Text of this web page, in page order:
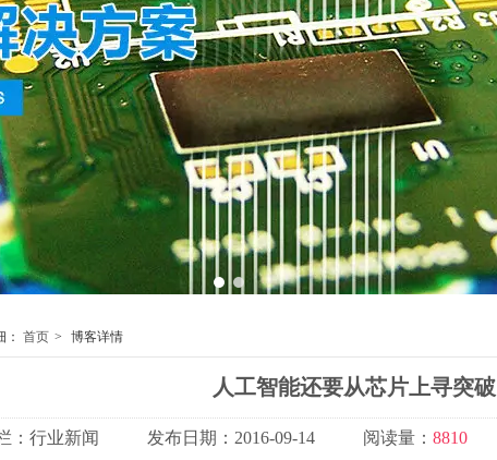
1 2
： 首页 > 博客详情
人工智能还要从芯片上寻突破
： 行业新闻 发布日期： 2016-09-14 阅读量： 8810